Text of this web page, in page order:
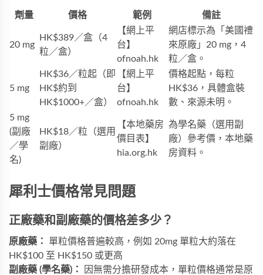
劑量 價格 範例 備註
20 mg
HK$389／盒（4
粒／盒）
【網上平
台】
ofnoah.hk
網店標示為「美國禮
來原廠」20 mg，4
粒／盒。
5 mg
HK$36／粒起（即
HK$約到
HK$1000+／盒）
【網上平
台】
ofnoah.hk
價格起點，每粒
HK$36，具體盒裝
數、來源未明。
5 mg
(副廠
／學
名)
HK$18／粒（選用
副廠）
【本地藥房
價目表】
hia.org.hk
為學名藥（選用副
廠）參考價，本地藥
房資料。
犀利士價格常見問題
正廠藥和副廠藥的價格差多少？
原廠藥：
單粒價格普遍較高，例如 20mg 單粒大約落在
HK$100 至 HK$150 或更高
副廠藥 (學名藥)：
因無需分擔研發成本，單粒價格通常是原